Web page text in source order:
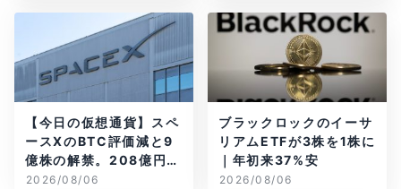
【今日の仮想通貨】スペ
ースXのBTC評価減と9
億株の解禁。208億円相
当のBTCが盗難
2026/08/06
ブラックロックのイーサ
リアムETFが3株を1株に
｜年初来37%安
2026/08/06